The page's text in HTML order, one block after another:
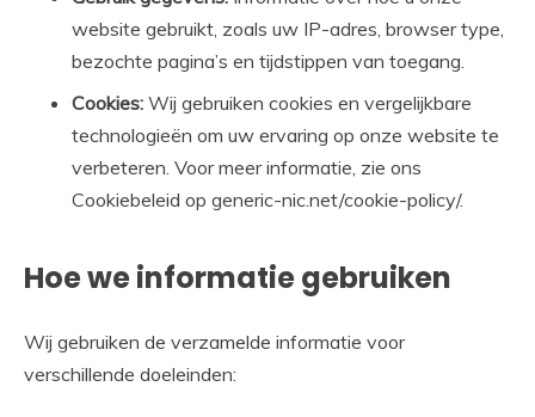
website gebruikt, zoals uw IP-adres, browser type,
bezochte pagina’s en tijdstippen van toegang.
Cookies: Wij gebruiken cookies en vergelijkbare
technologieën om uw ervaring op onze website te
verbeteren. Voor meer informatie, zie ons
Cookiebeleid op generic-nic.net/cookie-policy/.
Hoe we informatie gebruiken
Wij gebruiken de verzamelde informatie voor
verschillende doeleinden: